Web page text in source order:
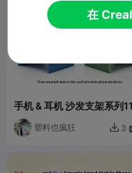
手机 & 耳机 沙发支架系列
双栖椅（Dual-purpose
chair）塑料也疯狂  3
在